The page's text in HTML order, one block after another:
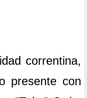
correntina,
presente con